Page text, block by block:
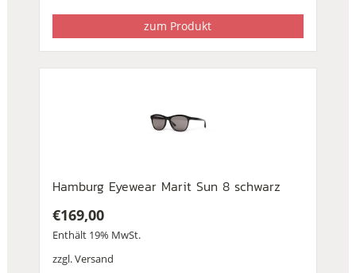
zum Produkt
Hamburg Eyewear Marit Sun 8 schwarz
€169,00
Enthält 19% MwSt.
zzgl.Versand